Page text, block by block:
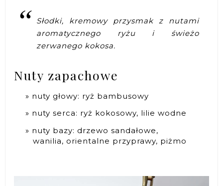
Słodki, kremowy przysmak z nutami
aromatycznego ryżu i świeżo
zerwanego kokosa.
Nuty zapachowe
nuty głowy: ryż bambusowy
nuty serca: ryż kokosowy, lilie wodne
nuty bazy: drzewo sandałowe,
wanilia, orientalne przyprawy, piżmo